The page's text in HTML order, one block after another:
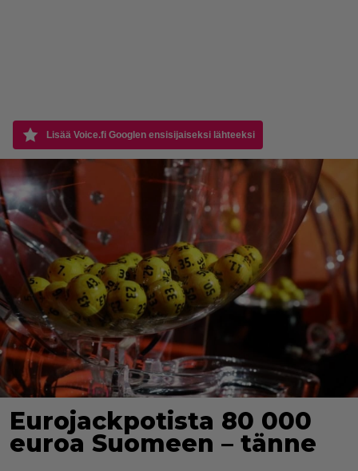
Lisää Voice.fi Googlen ensisijaiseksi lähteeksi
Eurojackpotista 80 000
euroa Suomeen – tänne